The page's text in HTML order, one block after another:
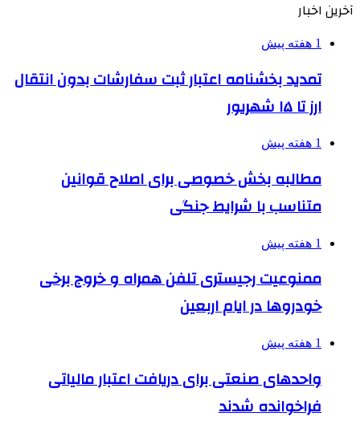
آخرین اخبار
1 هفته پیش
تمدید بخشنامه اعتبار ثبت سفارشات بدون انتقال
ارز تا ۱۵ شهریور
1 هفته پیش
مطالبه بخش خصوصی برای اصلاح قوانین
متناسب با شرایط جنگی
1 هفته پیش
ممنوعیت رجیستری تلفن همراه و خروج برخی
خودروها در ایام اربعین
1 هفته پیش
واحدهای صنعتی برای دریافت اعتبار مالیاتی
فراخوانده شدند